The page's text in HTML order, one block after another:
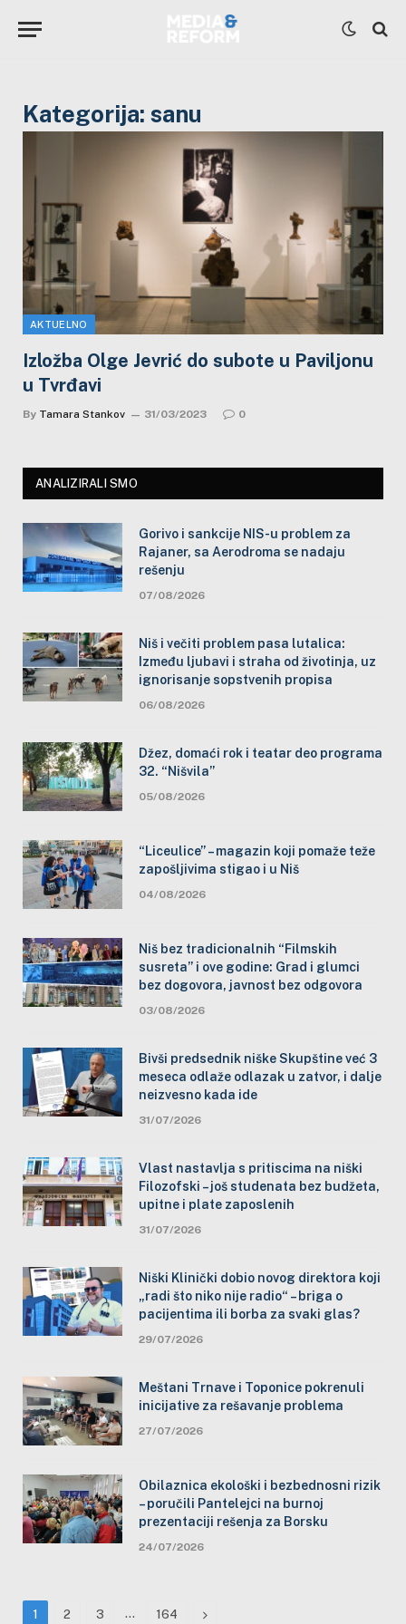
Kategorija: sanu
AKTUELNO
Izložba Olge Jevrić do subote u Paviljonu
u Tvrđavi
By Tamara Stankov 31/03/2023 0
ANALIZIRALI SMO
Gorivo i sankcije NIS-u problem za
Rajaner, sa Aerodroma se nadaju
rešenju
07/08/2026
Niš i večiti problem pasa lutalica:
Između ljubavi i straha od životinja, uz
ignorisanje sopstvenih propisa
06/08/2026
Džez, domaći rok i teatar deo programa
32. “Nišvila”
05/08/2026
“Liceulice” – magazin koji pomaže teže
zapošljivima stigao i u Niš
04/08/2026
Niš bez tradicionalnih “Filmskih
susreta” i ove godine: Grad i glumci
bez dogovora, javnost bez odgovora
03/08/2026
Bivši predsednik niške Skupštine već 3
meseca odlaže odlazak u zatvor, i dalje
neizvesno kada ide
31/07/2026
Vlast nastavlja s pritiscima na niški
Filozofski – još studenata bez budžeta,
upitne i plate zaposlenih
31/07/2026
Niški Klinički dobio novog direktora koji
„radi što niko nije radio“ – briga o
pacijentima ili borba za svaki glas?
29/07/2026
Meštani Trnave i Toponice pokrenuli
inicijative za rešavanje problema
27/07/2026
Obilaznica ekološki i bezbednosni rizik
– poručili Pantelejci na burnoj
prezentaciji rešenja za Borsku
24/07/2026
1 2 3 … 164 Next